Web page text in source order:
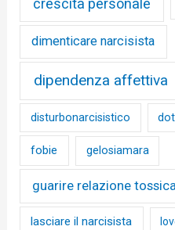
crescita personale
dimenticare narcisista
dipendenza affettiva
disturbonarcisistico
fobie gelosiamara
guarire relazione
lasciare il narcisista